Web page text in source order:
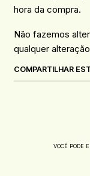
hora da compra.
Não fazemos
qualquer
COMPARTILHAR
VOCÊ PODE